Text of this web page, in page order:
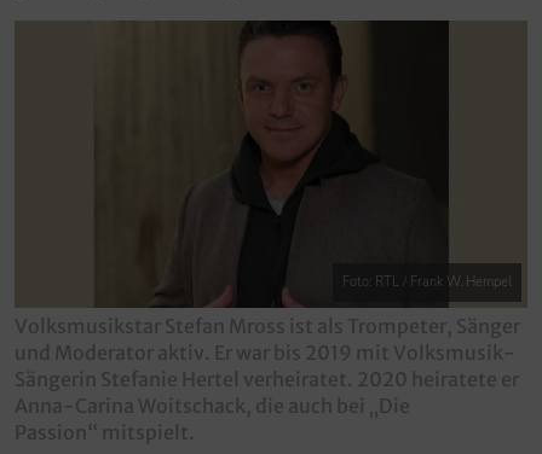
Foto: RTL / Frank W. Hempel
Volksmusikstar Stefan Mross ist als Trompeter, Sänger
und Moderator aktiv. Er war bis 2019 mit Volksmusik-
Sängerin Stefanie Hertel verheiratet. 2020 heiratete er
Anna-Carina Woitschack, die auch bei „Die
Passion“ mitspielt.